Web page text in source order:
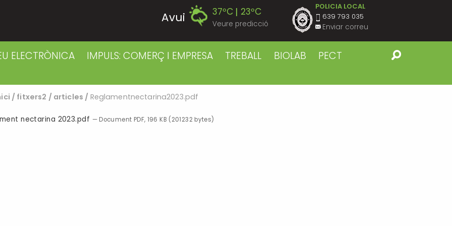
Avui 37ºC 23ºC
Veure predicció
Divendres 40ºC 23ºC
POLICIA LOCAL
639 793 035
Enviar correu
ELECTRÒNICA IMPULS: COMERÇ I EMPRESA TREBALL BIOLAB
PECT
/ fitxers2 / articles / Reglamentnectarina2023.pdf
nectarina 2023.pdf — Document PDF, 196 KB (201232 bytes)